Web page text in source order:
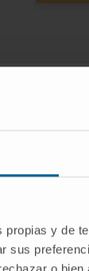
propias y de
sus